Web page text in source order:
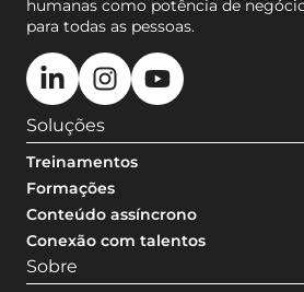
humanas como potência de
para todas as pessoas.
Soluções
Treinamentos
Formações
Conteúdo assíncrono
Conexão com talentos
Sobre